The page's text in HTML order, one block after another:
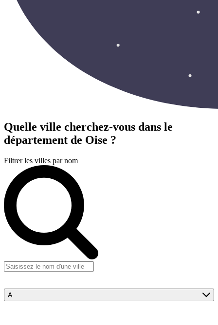
Quelle ville cherchez-vous dans le
département de Oise ?
Filtrer les villes par nom
A